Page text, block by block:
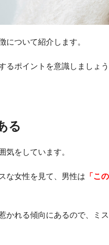
について紹介します。
るポイントを意識しましょう
る
気をしています。
な女性を見て、男性は 「こ
かれる傾向にあるので、ミ